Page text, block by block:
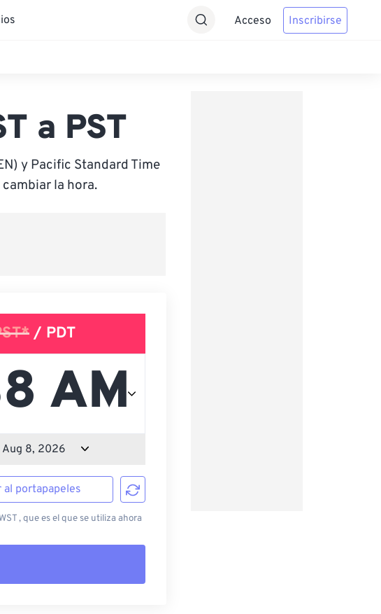
Acceso Inscribirse
a PST
y Pacific Standard Time
la hora.
/ PDT
al portapapeles
, que es el que se utiliza ahora